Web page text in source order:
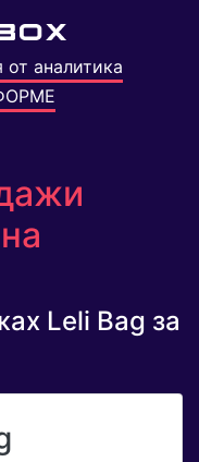
от аналитика
Leli Bag за